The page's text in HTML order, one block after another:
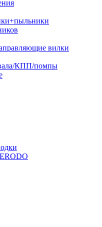
вилки
КПП/помпы